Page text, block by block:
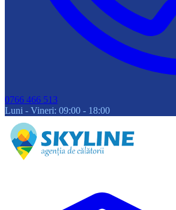
0766 466 513
Luni - Vineri: 09:00 - 18:00